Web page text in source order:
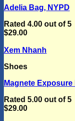
Adelia Bag, NYPD
Rated 4.00 out of 5
$29.00
Xem Nhanh
Shoes
Magnete Exposure
Rated 5.00 out of 5
$29.00